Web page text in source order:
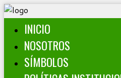
INICIO
NOSOTROS
SÍMBOLOS